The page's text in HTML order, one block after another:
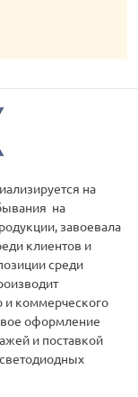
на
на
завоевала
клиентов и
среди
и коммерческого
оформление
и поставкой